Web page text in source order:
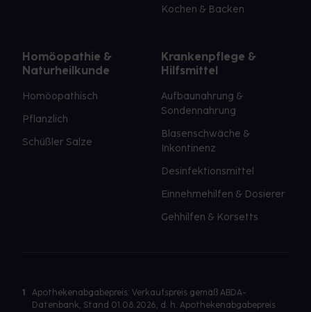
Kochen & Backen
Homöopathie &
Naturheilkunde
Homöopathisch
Pflanzlich
Schüßler Salze
Krankenpflege &
Hilfsmittel
Aufbaunahrung &
Sondennahrung
Blasenschwäche &
Inkontinenz
Desinfektionsmittel
Einnehmehilfen & Dosierer
Gehhilfen & Korsetts
1
Apothekenabgabepreis: Verkaufspreis gemäß ABDA-
Datenbank, Stand 01.08.2026, d. h. Apothekenabgabepreis